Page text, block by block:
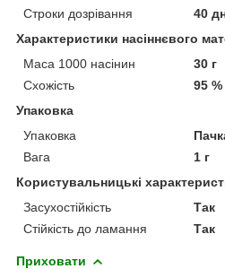
Строки дозрівання
40
Характеристики насіннєвого
Маса 1000 насінин
30 г
Схожість
95 %
Упаковка
Упаковка
Вага
1 г
Користувальницькі
Засухостійкість
Так
Стійкість до ламання
Так
Приховати